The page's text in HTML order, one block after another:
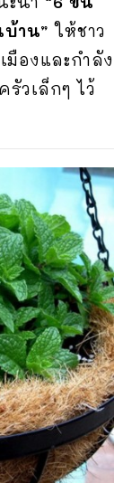
าน” ให้ชาว
องและกำลัง
วเล็กๆ ไว้